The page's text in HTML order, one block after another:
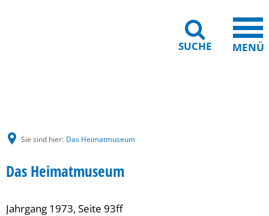
SUCHE MENÜ
Sie sind hier: Das Heimatmuseum
Das Heimatmuseum
Jahrgang 1973, Seite 93ff